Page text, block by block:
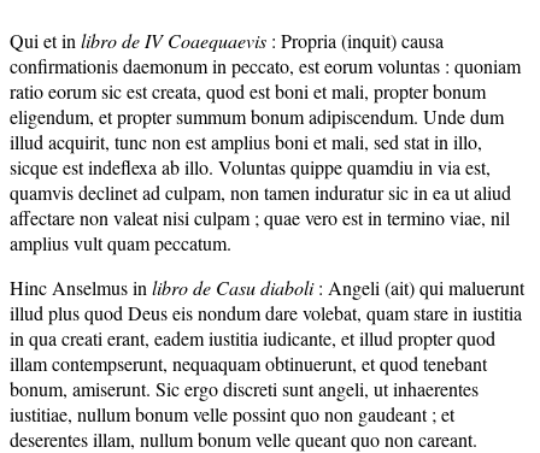
Qui et in libro de IV Coaequaevis : Propria (inquit) causa
confirmationis daemonum in peccato, est eorum voluntas : quoniam
ratio eorum sic est creata, quod est boni et mali, propter bonum
eligendum, et propter summum bonum adipiscendum. Unde dum
illud acquirit, tunc non est amplius boni et mali, sed stat in illo,
sicque est indeflexa ab illo. Voluntas quippe quamdiu in via est,
quamvis declinet ad culpam, non tamen induratur sic in ea ut aliud
affectare non valeat nisi culpam ; quae vero est in termino viae, nil
amplius vult quam peccatum.
Hinc Anselmus in libro de Casu diaboli: Angeli (ait) qui maluerunt
illud plus quod Deus eis nondum dare volebat, quam stare in iustitia
in qua creati erant, eadem iustitia iudicante, et illud propter quod
illam contempserunt, nequaquam obtinuerunt, et quod tenebant
bonum, amiserunt. Sic ergo discreti sunt angeli, ut inhaerentes
iustitiae, nullum bonum velle possint quo non gaudeant ; et
deserentes illam, nullum bonum velle queant quo non careant.